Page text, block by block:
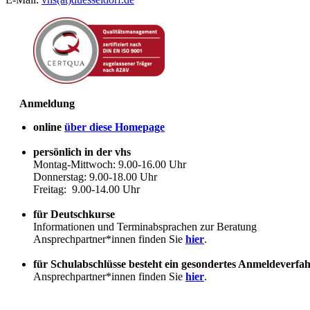
Anmeldung
online über diese Homepage
persönlich in der vhs
Montag-Mittwoch: 9.00-16.00 Uhr
Donnerstag: 9.00-18.00 Uhr
Freitag: 9.00-14.00 Uhr
für Deutschkurse
Informationen und Terminabsprachen zur Beratung
Ansprechpartner*innen finden Sie hier.
für Schulabschlüsse besteht ein gesondertes
Ansprechpartner*innen finden Sie hier.